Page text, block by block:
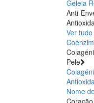
Geleia
Anti-
Ver tudo
Pele
Nome